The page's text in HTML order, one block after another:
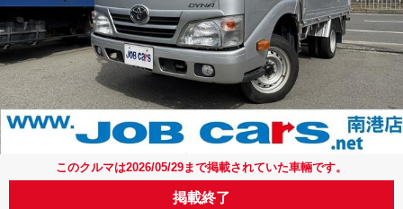
このクルマは2026/05/29まで掲載されていた車輛です。
掲載終了